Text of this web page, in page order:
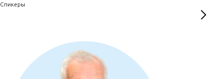
Спикеры